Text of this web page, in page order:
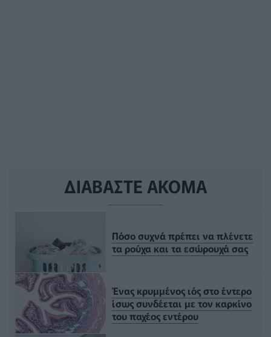
ΔΙΑΒΑΣΤΕ ΑΚΟΜΑ
Πόσο συχνά πρέπει να πλένετε
τα ρούχα και τα εσώρουχά σας
Ένας κρυμμένος ιός στο έντερο
ίσως συνδέεται με τον καρκίνο
του παχέος εντέρου